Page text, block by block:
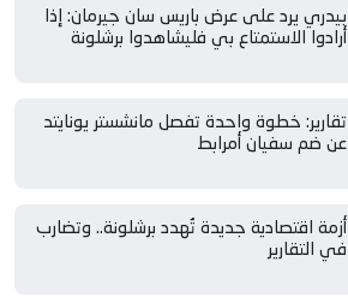
بيدري يرد على عرض باريس سان جيرمان: إذا
أرادوا الاستمتاع بي فليشاهدوا برشلونة
تقارير: خطوة واحدة تفصل مانشستر يونايتد
عن ضم سفيان أمرابط
أزمة اقتصادية جديدة تُهدد برشلونة.. وتضارب
في التقارير